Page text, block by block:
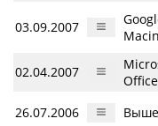
03.09.2007
02.04.2007
26.07.2006